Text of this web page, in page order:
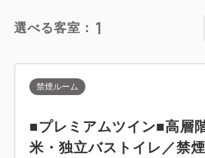
■プレミアムラウンジ【茶論-さろ
2025年9月≪リニューアルOPEN≫
アルコールを含む各種フリードリ
京の風情に浸りながら、ゆったり
をお愉しみ下さいませ！
選べる客室： 1
禁煙ルーム
■プレミアムツイン■高層
米・独立バストイレ／禁